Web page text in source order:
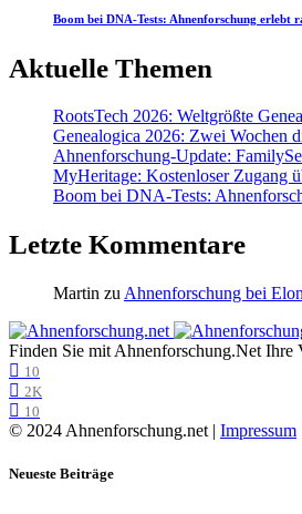
Boom bei DNA-Tests: Ahnenforschung erlebt
Aktuelle Themen
RootsTech 2026: Weltgrößte
Genealogica 2026: Zwei Wochen
Ahnenforschung-Update:
MyHeritage: Kostenloser Zugang
Boom bei DNA-Tests:
Letzte Kommentare
Martin zu Ahnenforschung bei
Finden Sie mit Ahnenforschung.Net Ihre
10
2K
10
© 2024 Ahnenforschung.net | Impressum
Neueste Beiträge